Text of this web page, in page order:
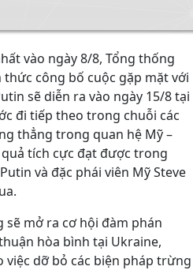
vào ngày 8/8, Tổng thống
công bố cuộc gặp mặt với
sẽ diễn ra vào ngày 15/8 tại
đi tiếp theo trong chuỗi các
thẳng trong quan hệ Mỹ –
tích cực đạt được trong
và đặc phái viên Mỹ Steve
sẽ mở ra cơ hội đàm phán
hòa bình tại Ukraine,
dỡ bỏ các biện pháp trừng